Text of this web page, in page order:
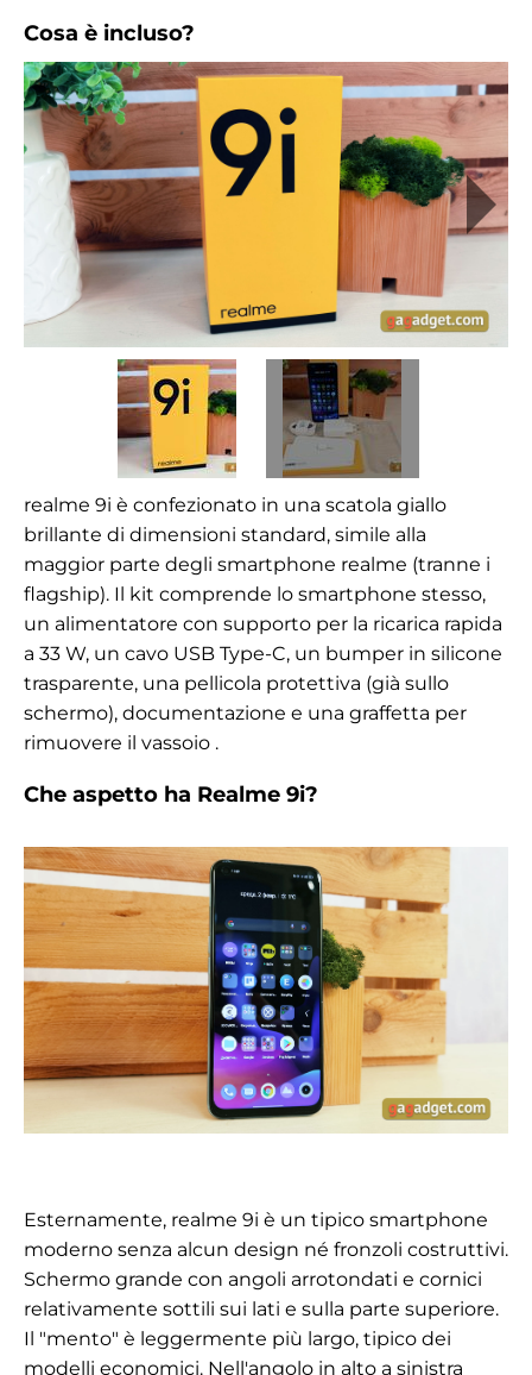
Cosa è incluso?
realme 9i è confezionato in una scatola giallo
brillante di dimensioni standard, simile alla
maggior parte degli smartphone realme (tranne i
flagship). Il kit comprende lo smartphone stesso,
un alimentatore con supporto per la ricarica rapida
a 33 W, un cavo USB Type-C, un bumper in silicone
trasparente, una pellicola protettiva (già sullo
schermo), documentazione e una graffetta per
rimuovere il vassoio .
Che aspetto ha Realme 9i?
Esternamente, realme 9i è un tipico smartphone
moderno senza alcun design né fronzoli costruttivi.
Schermo grande con angoli arrotondati e cornici
relativamente sottili sui lati e sulla parte superiore.
Il "mento" è leggermente più largo, tipico dei
modelli economici. Nell'angolo in alto a sinistra